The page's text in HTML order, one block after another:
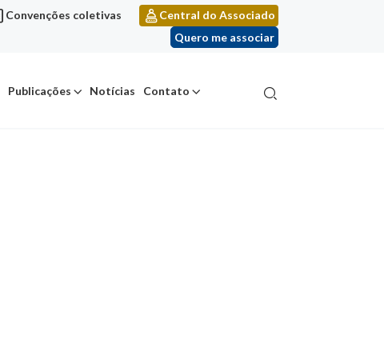
Convenções coletivas
Central do Associado
Quero me associar
Publicações Notícias Contato